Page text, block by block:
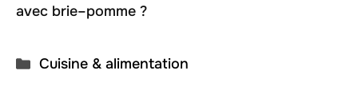
avec brie–pomme ?
Catégories
Cuisine & alimentation